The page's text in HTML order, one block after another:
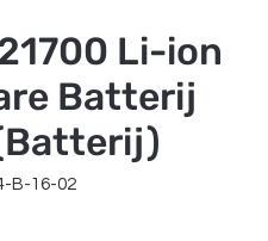
Li-ion
Batterij
B-16-02